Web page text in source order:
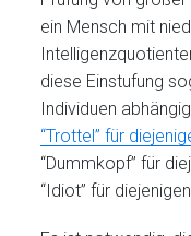
ein Mensch mit
diese Einstufung
Individuen
“Trottel” für
“Dummkopf” für
“Idiot” für